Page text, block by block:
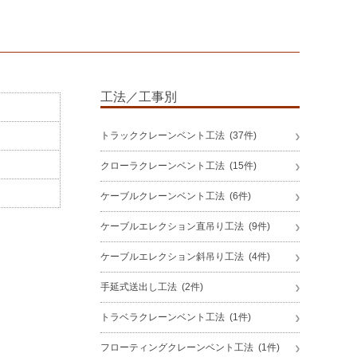
工法／工事別
トラッククレーンベント工法 (37件)
クローラクレーンベント工法 (15件)
ケーブルクレーンベント工法 (6件)
ケーブルエレクション直吊り工法 (9件)
ケーブルエレクション斜吊り工法 (4件)
手延式送出し工法 (2件)
トラベラクレーンベント工法 (1件)
フローティングクレーンベント工法 (1件)